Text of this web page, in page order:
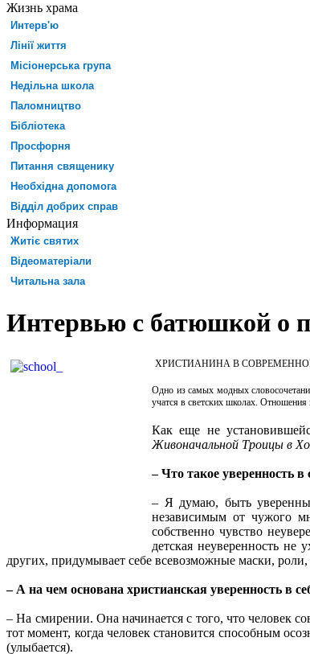
Жизнь храма
Интерв'ю
Лінії життя
Місіонерська група
Недільна школа
Паломництво
Бібліотека
Просфорня
Питання священику
Необхідна допомога
Відділ добрих справ
Информация
Житіє святих
Відеоматеріали
Читальна зала
Интервью с батюшкой о
ХРИСТИАНИНА В
Одно из самых модных
учатся в светских школах.
Как еще не
Живоначальной Троицы в
– Что такое уверенность в
– Я думаю, быть
независимым от чужого
собственно чувство
детская неуверенность не
других, придумывает себе всевозможные маски,
– А на чем основана христианская уверенность в
– На смирении. Она начинается с того, что человек
тот момент, когда человек становится способным
(улыбается).